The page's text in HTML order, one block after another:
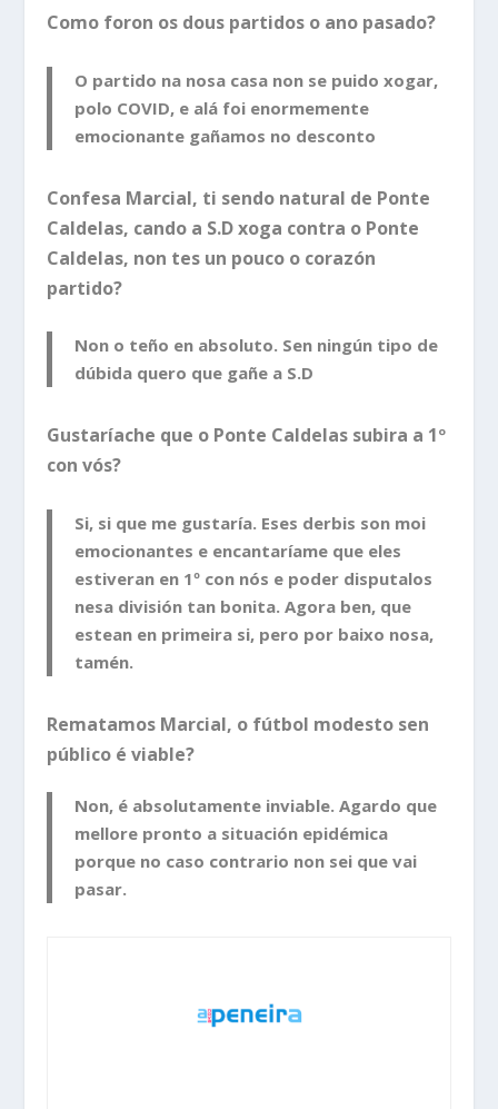
Como foron os dous partidos o ano pasado?
O partido na nosa casa non se puido xogar,
polo COVID, e alá foi enormemente
emocionante gañamos no desconto
Confesa Marcial, ti sendo natural de Ponte
Caldelas, cando a S.D xoga contra o Ponte
Caldelas, non tes un pouco o corazón
partido?
Non o teño en absoluto. Sen ningún tipo de
dúbida quero que gañe a S.D
Gustaríache que o Ponte Caldelas subira a 1º
con vós?
Si, si que me gustaría. Eses derbis son moi
emocionantes e encantaríame que eles
estiveran en 1º con nós e poder disputalos
nesa división tan bonita. Agora ben, que
estean en primeira si, pero por baixo nosa,
tamén.
Rematamos Marcial, o fútbol modesto sen
público é viable?
Non, é absolutamente inviable. Agardo que
mellore pronto a situación epidémica
porque no caso contrario non sei que vai
pasar.